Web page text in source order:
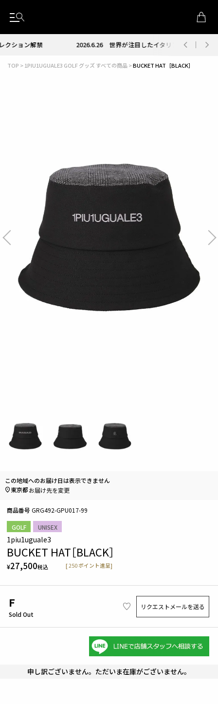
2026.6.26 世界が注目したイタリア発スニーカーブランド RUN OF
TOP 1PIU1UGUALE3 GOLF グッズ すべての商品 BUCKET HAT［BLACK］
GOLF UNISEX
1piu1uguale3
BUCKET HAT［BLACK］
¥27,500税込 [250 ポイント進呈]
商品番号 GRG492-GPU017-99
F
Sold Out
リクエストメールを送る
この地域へのお届け日は表示できません
東京都お届け先を変更
申し訳ございません。ただいま在庫がございません。